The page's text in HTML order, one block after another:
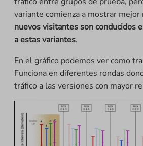
variante comienza a mostrar
nuevos visitantes son conducidos
a estas variantes.
En el gráfico podemos ver como
Funciona en diferentes rondas
tráfico a las versiones con mayor